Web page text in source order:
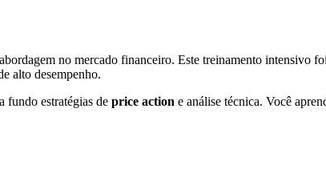
no mercado financeiro. Este treinamento intensivo
alto desempenho.
fundo estratégias de price action e análise técnica. Você